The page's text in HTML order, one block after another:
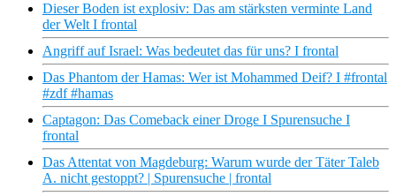
Dieser Boden ist explosiv: Das am stärksten verminte Land
der Welt I frontal
Angriff auf Israel: Was bedeutet das für uns? I frontal
Das Phantom der Hamas: Wer ist Mohammed Deif? I #frontal
#zdf #hamas
Captagon: Das Comeback einer Droge I Spurensuche I
frontal
Das Attentat von Magdeburg: Warum wurde der Täter Taleb
A. nicht gestoppt? | Spurensuche | frontal